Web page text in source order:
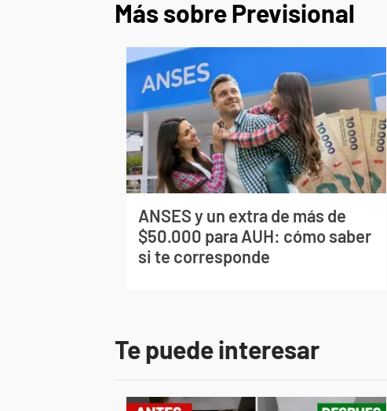
Más sobre Previsional
ANSES y un extra de más de
$50.000 para AUH: cómo saber
si te corresponde
Te puede interesar